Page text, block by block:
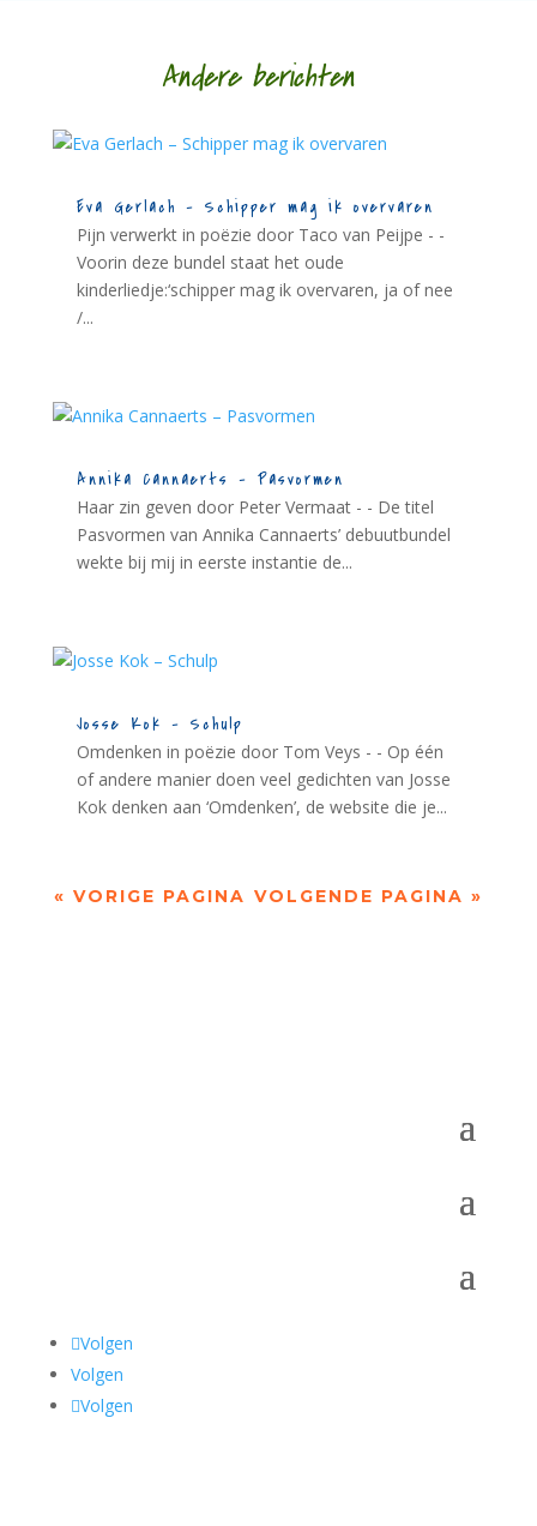
Andere berichten
Eva Gerlach – Schipper mag ik overvaren
Pijn verwerkt in poëzie door Taco van Peijpe - -
Voorin deze bundel staat het oude
kinderliedje:‘schipper mag ik overvaren, ja of nee
/...
Annika Cannaerts – Pasvormen
Haar zin geven door Peter Vermaat - - De titel
Pasvormen van Annika Cannaerts’ debuutbundel
wekte bij mij in eerste instantie de...
Josse Kok – Schulp
Omdenken in poëzie door Tom Veys - - Op één
of andere manier doen veel gedichten van Josse
Kok denken aan ‘Omdenken’, de website die je...
« VORIGE PAGINA VOLGENDE PAGINA »
Volgen
Volgen
Volgen